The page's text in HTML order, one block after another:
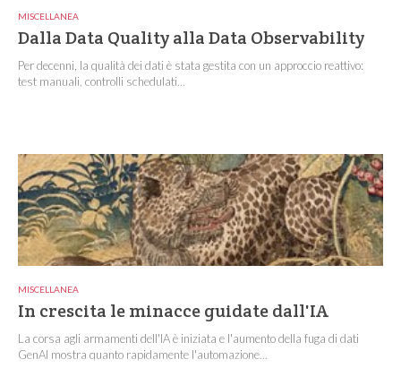
MISCELLANEA
Dalla Data Quality alla Data Observability
Per decenni, la qualità dei dati è stata gestita con un approccio reattivo:
test manuali, controlli schedulati...
MISCELLANEA
In crescita le minacce guidate dall'IA
La corsa agli armamenti dell'IA è iniziata e l'aumento della fuga di dati
GenAI mostra quanto rapidamente l'automazione...